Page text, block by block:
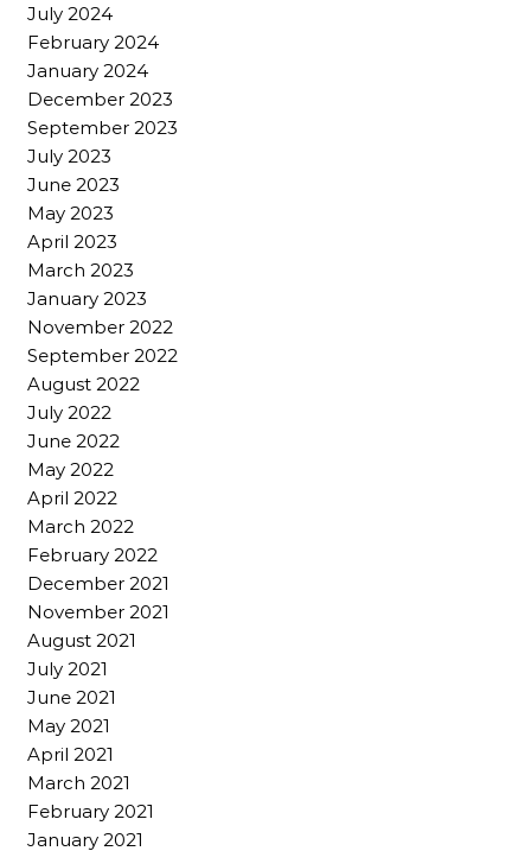
July 2024
February 2024
January 2024
December 2023
September 2023
July 2023
June 2023
May 2023
April 2023
March 2023
January 2023
November 2022
September 2022
August 2022
July 2022
June 2022
May 2022
April 2022
March 2022
February 2022
December 2021
November 2021
August 2021
July 2021
June 2021
May 2021
April 2021
March 2021
February 2021
January 2021